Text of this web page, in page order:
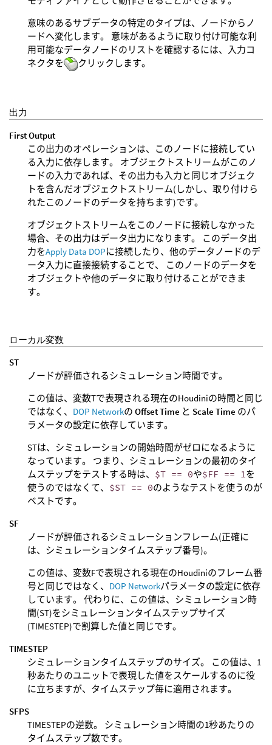
意味のあるサブデータの特定のタイプは、ノードからノ
ードへ変化します。 意味があるように取り付け可能な利
用可能なデータノードのリストを確認するには、入力コ
ネクタを
クリックします。
出力
First Output
この出力のオペレーションは、このノードに接続してい
る入力に依存します。 オブジェクトストリームがこのノ
ードの入力であれば、その出力も入力と同じオブジェク
トを含んだオブジェクトストリーム(しかし、取り付けら
れたこのノードのデータを持ちます)です。
オブジェクトストリームをこのノードに接続しなかった
場合、その出力はデータ出力になります。 このデータ出
力をApply Data DOPに接続したり、他のデータノードのデ
ータ入力に直接接続することで、 このノードのデータを
オブジェクトや他のデータに取り付けることができま
す。
ローカル変数
ST
ノードが評価されるシミュレーション時間です。
この値は、変数Tで表現される現在のHoudiniの時間と同じ
ではなく、 DOP Networkの Offset Time と Scale Time のパ
ラメータの設定に依存しています。
STは、シミュレーションの開始時間がゼロになるように
なっています。 つまり、シミュレーションの最初のタイ
ムステップをテストする時は、 $T == 0や$FF == 1を
使うのではなくて、 $ST == 0のようなテストを使うのが
ベストです。
SF
ノードが評価されるシミュレーションフレーム(正確に
は、シミュレーションタイムステップ番号)。
この値は、変数Fで表現される現在のHoudiniのフレーム番
号と同じではなく、 DOP Networkパラメータの設定に依存
しています。 代わりに、この値は、シミュレーション時
間(ST)をシミュレーションタイムステップサイズ
(TIMESTEP)で割算した値と同じです。
TIMESTEP
シミュレーションタイムステップのサイズ。 この値は、1
秒あたりのユニットで表現した値をスケールするのに役
に立ちますが、タイムステップ毎に適用されます。
SFPS
TIMESTEPの逆数。 シミュレーション時間の1秒あたりの
タイムステップ数です。